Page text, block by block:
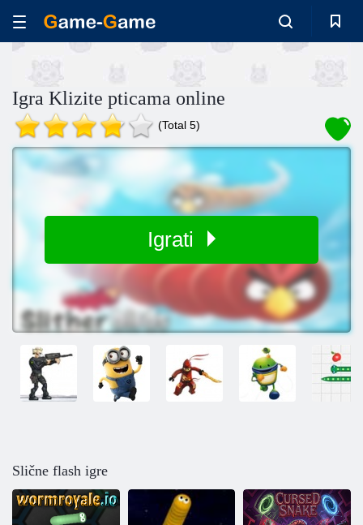
Igra Klizite pticama online
(Total 5)
Igrati
Slične flash igre